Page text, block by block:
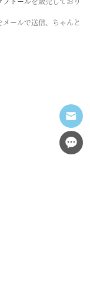
ールで送信、ちゃんと